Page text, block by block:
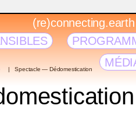
Spectacle — Dédomestication